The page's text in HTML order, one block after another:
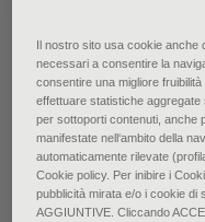
Historial
Técnicas y
di Margot Savoy,
∙ noviembre 2021
Il nostro sito usa cookie
necessari a consentire la
consentire una migliore
effettuare statistiche
per sottoporti contenuti, anche
manifestate nell‘ambito della
automaticamente rilevate
Cookie policy. Per inibire i
pubblicità mirata e/o i cookie di
AGGIUNTIVE. Cliccando